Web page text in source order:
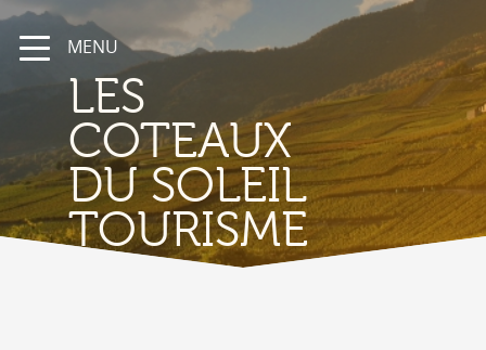
MENU
LES
COTEAUX
DU SOLEIL
TOURISME